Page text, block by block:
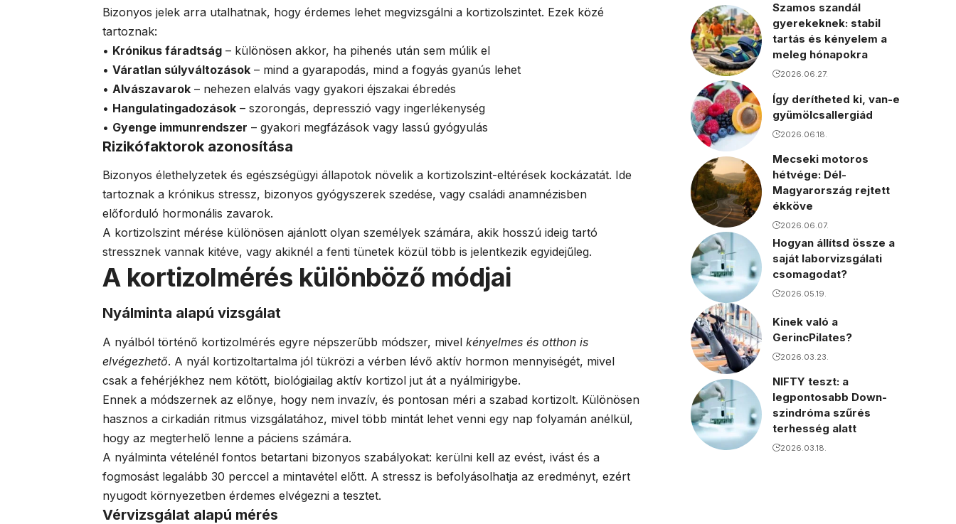
Bizonyos jelek arra utalhatnak, hogy érdemes lehet megvizsgálni a kortizolszintet. Ezek közé
tartoznak:
• Krónikus fáradtság – különösen akkor, ha pihenés után sem múlik el
• Váratlan súlyváltozások – mind a gyarapodás, mind a fogyás gyanús lehet
• Alvászavarok – nehezen elalvás vagy gyakori éjszakai ébredés
• Hangulatingadozások – szorongás, depresszió vagy ingerlékenység
• Gyenge immunrendszer – gyakori megfázások vagy lassú gyógyulás
Rizikófaktorok azonosítása
Bizonyos élethelyzetek és egészségügyi állapotok növelik a kortizolszint-eltérések kockázatát. Ide
tartoznak a krónikus stressz, bizonyos gyógyszerek szedése, vagy családi anamnézisben
előforduló hormonális zavarok.
A kortizolszint mérése különösen ajánlott olyan személyek számára, akik hosszú ideig tartó
stressznek vannak kitéve, vagy akiknél a fenti tünetek közül több is jelentkezik egyidejűleg.
A kortizolmérés különböző módjai
Nyálminta alapú vizsgálat
A nyálból történő kortizolmérés egyre népszerűbb módszer, mivel kényelmes és otthon is
elvégezhető. A nyál kortizoltartalma jól tükrözi a vérben lévő aktív hormon mennyiségét, mivel
csak a fehérjékhez nem kötött, biológiailag aktív kortizol jut át a nyálmirigybe.
Ennek a módszernek az előnye, hogy nem invazív, és pontosan méri a szabad kortizolt. Különösen
hasznos a cirkadián ritmus vizsgálatához, mivel több mintát lehet venni egy nap folyamán anélkül,
hogy az megterhelő lenne a páciens számára.
A nyálminta vételénél fontos betartani bizonyos szabályokat: kerülni kell az evést, ivást és a
fogmosást legalább 30 perccel a mintavétel előtt. A stressz is befolyásolhatja az eredményt, ezért
nyugodt környezetben érdemes elvégezni a tesztet.
Vérvizsgálat alapú mérés
Szamos szandál
gyerekeknek: stabil
tartás és kényelem a
meleg hónapokra
2026.06.27.
Így derítheted ki, van-e
gyümölcsallergiád
2026.06.18.
Mecseki motoros
hétvége: Dél-
Magyarország rejtett
ékköve
2026.06.07.
Hogyan állítsd össze a
saját laborvizsgálati
csomagodat?
2026.05.19.
Kinek való a
GerincPilates?
2026.03.23.
NIFTY teszt: a
legpontosabb Down-
szindróma szűrés
terhesség alatt
2026.03.18.